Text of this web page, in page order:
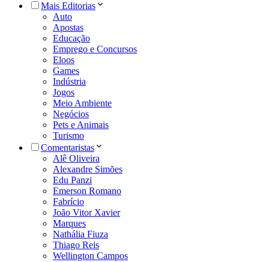
Mais Editorias
Auto
Apostas
Educação
Emprego e Concursos
Eloos
Games
Indústria
Jogos
Meio Ambiente
Negócios
Pets e Animais
Turismo
Comentaristas
Alê Oliveira
Alexandre Simões
Edu Panzi
Emerson Romano
Fabrício
João Vitor Xavier
Marques
Nathália Fiuza
Thiago Reis
Wellington Campos